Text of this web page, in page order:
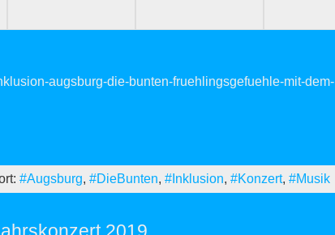
augsburg-die-bunten-fruehlingsgefuehle-mit-dem-
#Augsburg, #DieBunten, #Inklusion, #Konzert, #Musik